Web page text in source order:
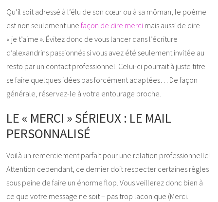
Qu’il soit adressé à l’élu de son cœur ou à sa môman, le poème
est non seulement unefaçon de dire merci mais aussi de dire
« je t’aime ». Évitez donc de vous lancer dans l’écriture
d’alexandrins passionnés si vous avez été seulement invitée au
resto par un contact professionnel. Celui-ci pourrait à juste titre
se faire quelques idées pas forcément adaptées… De façon
générale, réservez-le à votre entourage proche.
LE « MERCI » SÉRIEUX : LE MAIL
PERSONNALISÉ
Voilà un remerciement parfait pour une relation professionnelle!
Attention cependant, ce dernier doit respecter certaines règles
sous peine de faire un énorme flop. Vous veillerez donc bien à
ce que votre message ne soit – pas trop laconique (Merci.